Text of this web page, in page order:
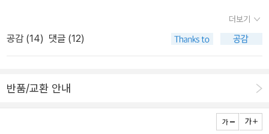
때문이다 (세상에서 제일 예쁜 꽃) 가장 맛있는 밥은 바로 내가 손수
지어서 먹는 밥입니다. 어머니나 아버지가 차려 주는 밥도 맛있고, 할
머니나 할아버지가 차려 주는 밥도 맛있습니다. 그러나, 아이가 스스
에, 또 아이가 어머니와 아버지한테 ‘처음으로 밥상을 차려서 내밀’ 수
있을 때에, 이 밥맛은 더할 나위 없이 좋습니다. 라면을 어떻게 끓이
면 그야말로 맛있을까요? 양은 냄비이든 스탠 냄비이든 대수롭지 않
말》, 《책숲마실》, 《우리말 수수께끼 동시》, 《시골에서 살림 짓는 즐
거움》, 《이오덕 마음 읽기》를 썼다. blog.naver.com/hbooklove
+선관위 일부러 이러나…'67개'라던 용지 추가 투표소, 140곳이었다
“MB국정원 공작”, 최욱 “탱크 밀어야”···‘2030 보수화는 범죄’라는
032[속보]선관위 “사전투표 득표수 같은건 우연…의혹 자제해달
더보기
공감 (14) 댓글 (12)
반품/교환 안내